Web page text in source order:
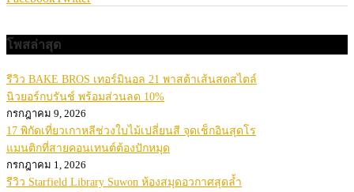
โพสล่าสุด
รีวิว BAKE BROS เทอร์มินอล 21 พาสต้าเส้นสดสไตล์
นิวยอร์กบรันช์ พร้อมส่วนลด 10%
กรกฎาคม 9, 2026
17 พิกัดเที่ยวเกาหลีช่วงใบไม้เปลี่ยนสี จุดเช็กอินสุดโร
แมนติกที่สายคอนเทนต์ต้องปักหมุด
กรกฎาคม 1, 2026
รีวิว Starfield Library Suwon ห้องสมุดอวกาศสุดล้ำ